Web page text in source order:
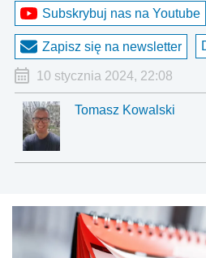
Subskrybuj nas na Youtube
Zapisz się na newsletter
10 stycznia 2024, 22:08
Tomasz Kowalski